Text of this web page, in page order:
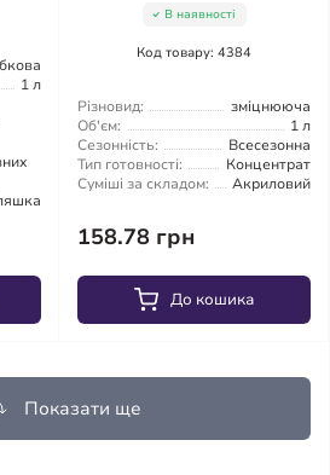
1 л
В наявності
Код товару: 4384
Різновид:
зміцнююча
Об'єм:
1 л
Сезонність:
Всесезонна
Тип готовності:
Концентрат
Суміші за складом:
Акриловий
158.78 грн
До кошика
Показати ще